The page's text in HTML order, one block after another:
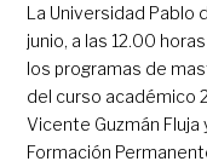
La Universidad Pablo
junio, a las 12.00
los programas de
del curso académico
Vicente Guzmán
Formación